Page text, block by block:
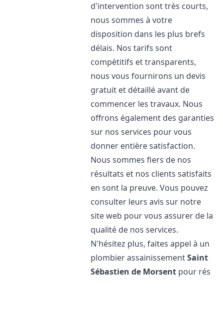
d'intervention sont très courts,
nous sommes à votre
disposition dans les plus brefs
délais. Nos tarifs sont
compétitifs et transparents,
nous vous fournirons un devis
gratuit et détaillé avant de
commencer les travaux. Nous
offrons également des garanties
sur nos services pour vous
donner entière satisfaction.
Nous sommes fiers de nos
résultats et nos clients satisfaits
en sont la preuve. Vous pouvez
consulter leurs avis sur notre
site web pour vous assurer de la
qualité de nos services.
N'hésitez plus, faites appel à un
plombier assainissementSaint
Sébastien de Morsent pour rés